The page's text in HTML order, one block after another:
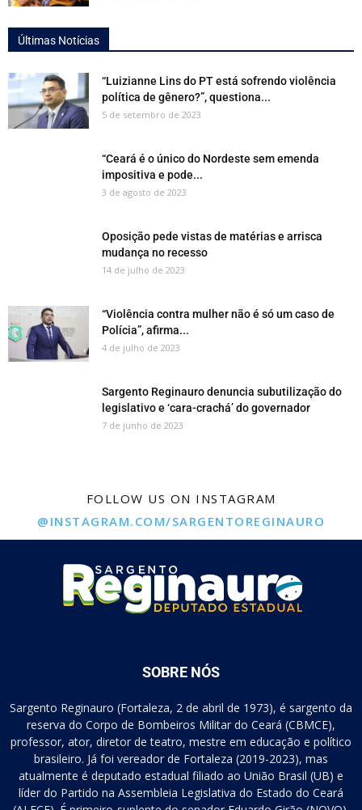
Últimas Notícias
“Luizianne Lins do PT está sofrendo violência
política de gênero?”, questiona...
5 de setembro de 2023
“Ceará é o único do Nordeste sem emenda
impositiva e pode...
3 de agosto de 2023
Oposição pede vistas de matérias e arrisca
mudança no recesso
14 de julho de 2023
“Violência contra mulher não é só um caso de
Polícia”, afirma...
4 de julho de 2023
Sargento Reginauro denuncia subutilização do
legislativo e ‘cara-crachá’ do governador
7 de junho de 2023
FOLLOW US ON INSTAGRAM
@INSTAGRAM.COM/SARGENTOREGINAURO
SOBRE NÓS
Sargento Reginauro (Fortaleza, 2 de abril de 1973), é sargento da
reserva do Corpo de Bombeiros Militar do Ceará (CBMCE),
professor, ator, diretor de teatro, mestre em educação e político
brasileiro. Já foi vereador de Fortaleza (2019-2023), mas
atualmente é deputado estadual filiado ao União Brasil (UB) e
líder do Partido na Assembleia Legislativa do Estado do Ceará